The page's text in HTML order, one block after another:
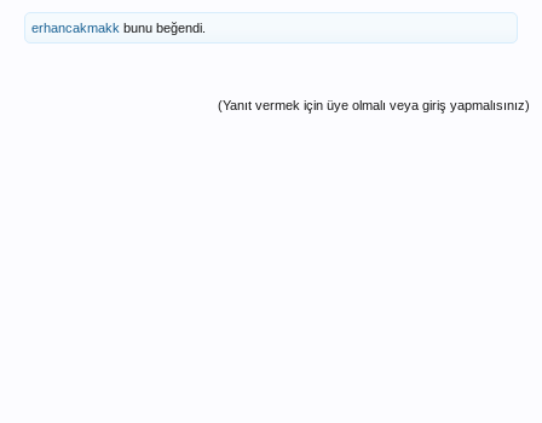
erhancakmakk bunu beğendi.
(Yanıt vermek için üye olmalı veya giriş yapmalısınız)